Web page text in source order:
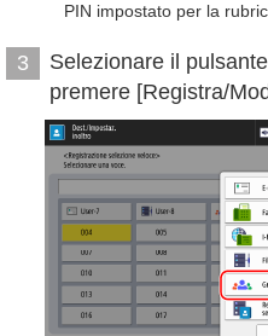
PIN impostato per la
3
Selezionare il
premere [Registra/